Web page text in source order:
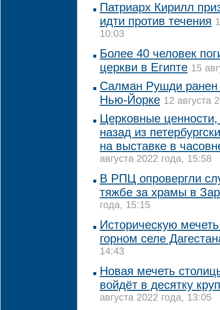
Патриарх Кирилл
идти против течения
10:03
Более 40 человек
церкви в Египте 15
Салман Рушди ранен
Нью-Йорке 12 августа
Церковные
назад из
на выставке в
августа 2022 года, 15:58
В РПЦ опровергли
тяжбе за храмы в
года, 15:15
Историческую
горном селе
14:43
Новая мечеть
войдёт в десятку
августа 2022 года, 13:05